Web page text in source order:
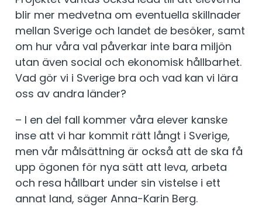
blir mer medvetna om eventuella skillnader
mellan Sverige och landet de besöker, samt
om hur våra val påverkar inte bara miljön
utan även social och ekonomisk hållbarhet.
Vad gör vi i Sverige bra och vad kan vi lära
oss av andra länder?
– I en del fall kommer våra elever kanske
inse att vi har kommit rätt långt i Sverige,
men vår målsättning är också att de ska få
upp ögonen för nya sätt att leva, arbeta
och resa hållbart under sin vistelse i ett
annat land, säger Anna-Karin Berg.